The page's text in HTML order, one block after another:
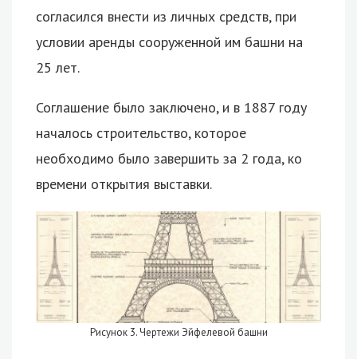
согласился внести из личных средств, при
условии аренды сооруженной им башни на
25 лет.
Соглашение было заключено, и в 1887 году
началось строительство, которое
необходимо было завершить за 2 года, ко
времени открытия выставки.
Рисунок 3. Чертежи Эйфелевой башни